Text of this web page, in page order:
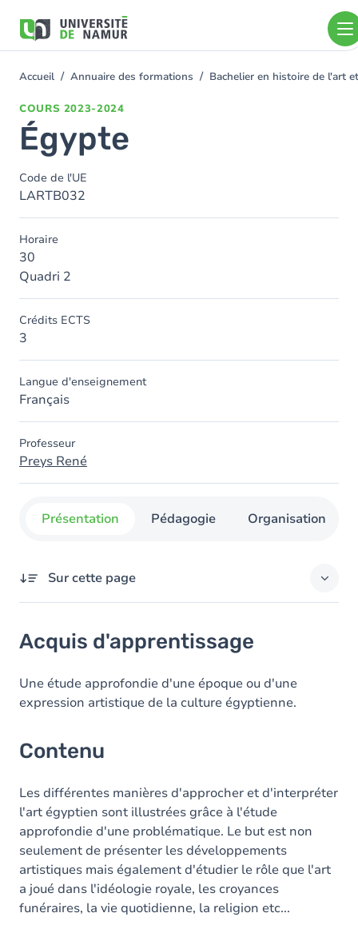
contenu
You
here
Accueil Annuaire des formations Bachelier en histoire de l'art
COURS 2023-2024
Égypte
Code de l'UE
LARTB032
Horaire
30
Quadri 2
Crédits ECTS
3
Langue d'enseignement
Français
Professeur
Preys René
Présentation Pédagogie Organisation
Sur cette page
Contenu
Acquis d'apprentissage
Une étude approfondie d'une époque ou d'une
expression artistique de la culture égyptienne.
Contenu
Les différentes manières d'approcher et d'interpréter
l'art égyptien sont illustrées grâce à l'étude
approfondie d'une problématique. Le but est non
seulement de présenter les développements
artistiques mais également d'étudier le rôle que l'art
a joué dans l'idéologie royale, les croyances
funéraires, la vie quotidienne, la religion etc...